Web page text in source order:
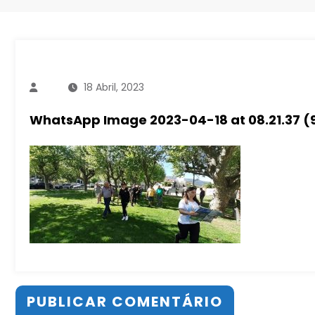
18 Abril, 2023
WhatsApp Image 2023-04-18 at 08.21.37
PUBLICAR COMENTÁRIO